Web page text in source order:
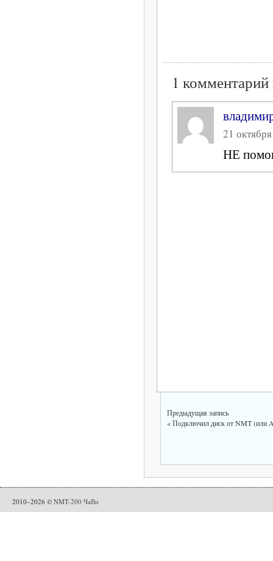
1 комментарий
21
НЕ
Предыдущая запись
«Подключил диск от NMT (или
2010–2026 © NMT-200 ЧаВо